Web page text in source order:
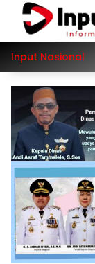
Langsung
konten
Input Nasional